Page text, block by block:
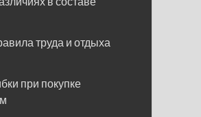
труда и отдыха
при покупке